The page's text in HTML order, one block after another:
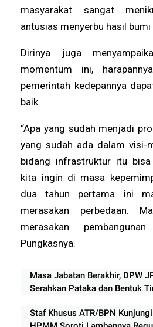
masyarakat sangat
antusias menyerbu hasil bumi
Dirinya juga
momentum ini,
pemerintah kedepannya
baik.
“Apa yang sudah menjadi
yang sudah ada dalam visi-
bidang infrastruktur itu
kita ingin di masa
dua tahun pertama ini
merasakan perbedaan.
merasakan
Pungkasnya.
Masa Jabatan Berakhir, DPW
Serahkan Pataka dan Bentuk
Staf Khusus ATR/BPN